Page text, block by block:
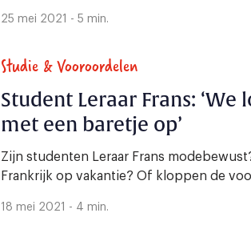
25 mei 2021 - 5 min.
Studie & Vooroordelen
Student Leraar Frans:
met een baretje op’
Zijn studenten Leraar Frans
Frankrijk op vakantie? Of kloppen de
18 mei 2021 - 4 min.